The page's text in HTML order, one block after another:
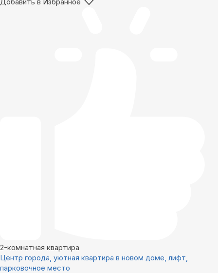
2-комнатная квартира
Центр города, уютная квартира в новом доме, лифт,
парковочное место